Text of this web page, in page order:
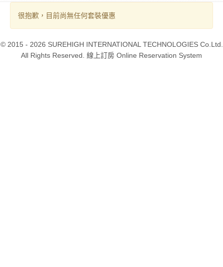
很抱歉，目前尚無任何套裝優惠
© 2015 - 2026 SUREHIGH INTERNATIONAL TECHNOLOGIES Co.Ltd.
All Rights Reserved. 線上訂房 Online Reservation System